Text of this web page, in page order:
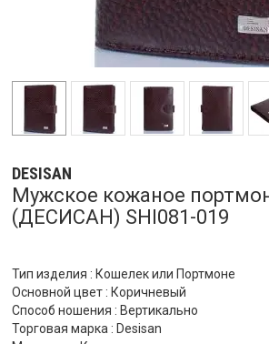
DESISAN
Мужское кожаное
(ДЕСИСАН) SHI081-019
Тип изделия : Кошелек или Портмоне
Основной цвет : Коричневый
Способ ношения : Вертикально
Торговая марка : Desisan